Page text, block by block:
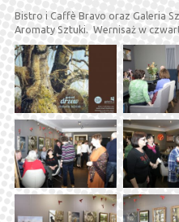
Bistro i Caffè Bravo oraz Galeria
Aromaty Sztuki. Wernisaż w